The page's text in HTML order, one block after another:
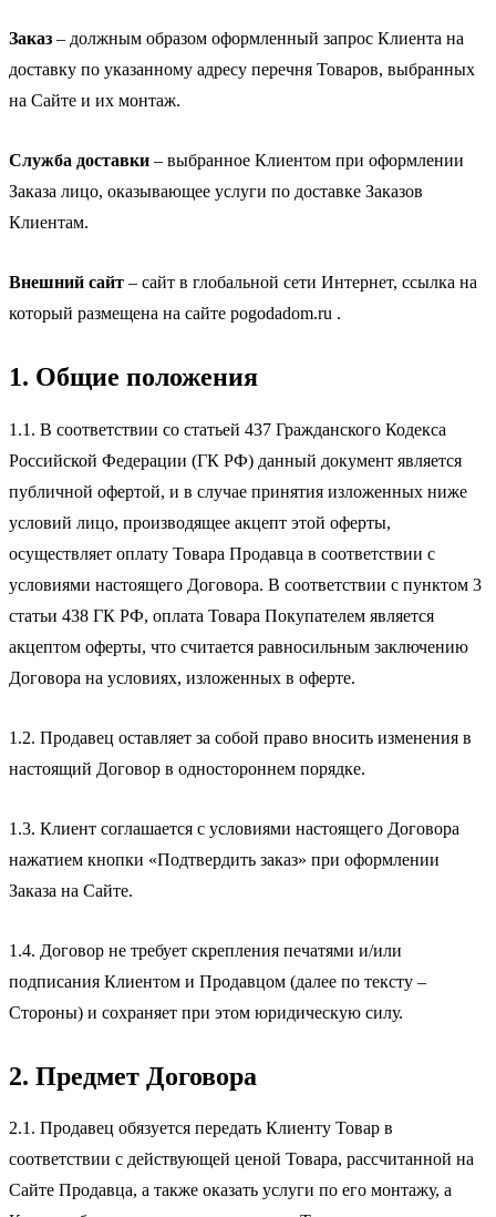
Заказ – должным образом оформленный запрос Клиента на
доставку по указанному адресу перечня Товаров, выбранных
на Сайте и их монтаж.
Служба доставки – выбранное Клиентом при оформлении
Заказа лицо, оказывающее услуги по доставке Заказов
Клиентам.
Внешний сайт – сайт в глобальной сети Интернет, ссылка на
который размещена на сайте pogodadom.ru .
1. Общие положения
1.1. В соответствии со статьей 437 Гражданского Кодекса
Российской Федерации (ГК РФ) данный документ является
публичной офертой, и в случае принятия изложенных ниже
условий лицо, производящее акцепт этой оферты,
осуществляет оплату Товара Продавца в соответствии с
условиями настоящего Договора. В соответствии с пунктом 3
статьи 438 ГК РФ, оплата Товара Покупателем является
акцептом оферты, что считается равносильным заключению
Договора на условиях, изложенных в оферте.
1.2. Продавец оставляет за собой право вносить изменения в
настоящий Договор в одностороннем порядке.
1.3. Клиент соглашается с условиями настоящего Договора
нажатием кнопки «Подтвердить заказ» при оформлении
Заказа на Сайте.
1.4. Договор не требует скрепления печатями и/или
подписания Клиентом и Продавцом (далее по тексту –
Стороны) и сохраняет при этом юридическую силу.
2. Предмет Договора
2.1. Продавец обязуется передать Клиенту Товар в
соответствии с действующей ценой Товара, рассчитанной на
Сайте Продавца, а также оказать услуги по его монтажу, а